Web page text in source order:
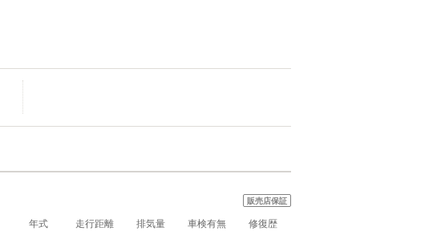
販売店保証
年式 走行距離 排気量
車検有無
修復歴